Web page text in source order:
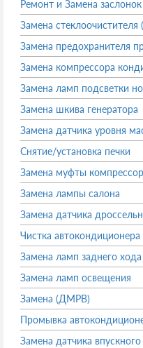
Ремонт и Замена заслонок
Замена стеклоочистителя
Замена предохранителя
Замена компрессора
Замена ламп подсветки
Замена шкива генератора
Замена датчика уровня
Снятие/установка печки
Замена муфты
Замена лампы салона
Замена датчика
Чистка автокондиционера
Замена ламп заднего хода
Замена ламп освещения
Замена (ДМРВ)
Промывка
Замена датчика впускного